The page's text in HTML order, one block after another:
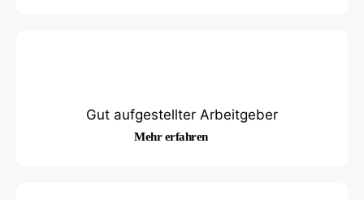
Gut aufgestellter Arbeitgeber
Mehr erfahren